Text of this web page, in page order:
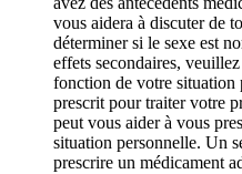
vous aidera à discuter de
déterminer si le sexe est
effets secondaires,
fonction de votre situation
prescrit pour traiter votre
peut vous aider à vous
situation personnelle. Un
prescrire un médicament